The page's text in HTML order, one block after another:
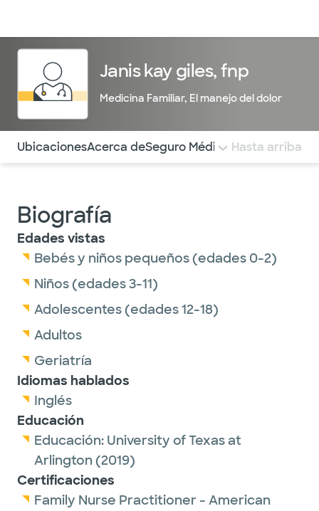
Janis kay giles, fnp
Medicina Familiar, El manejo del dolor
Utilice esta navegación para saltar rápidamente a
UbicacionesAcerca deSeguro Médico COMENTARIOS
Hasta arriba
Biografía
Edades vistas
Bebés y niños pequeños (edades 0-2)
Niños (edades 3-11)
Adolescentes (edades 12-18)
Adultos
Geriatría
Idiomas hablados
Inglés
Educación
Educación: University of Texas at
Arlington (2019)
Certificaciones
Family Nurse Practitioner - American